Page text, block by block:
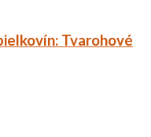
Tvarohové